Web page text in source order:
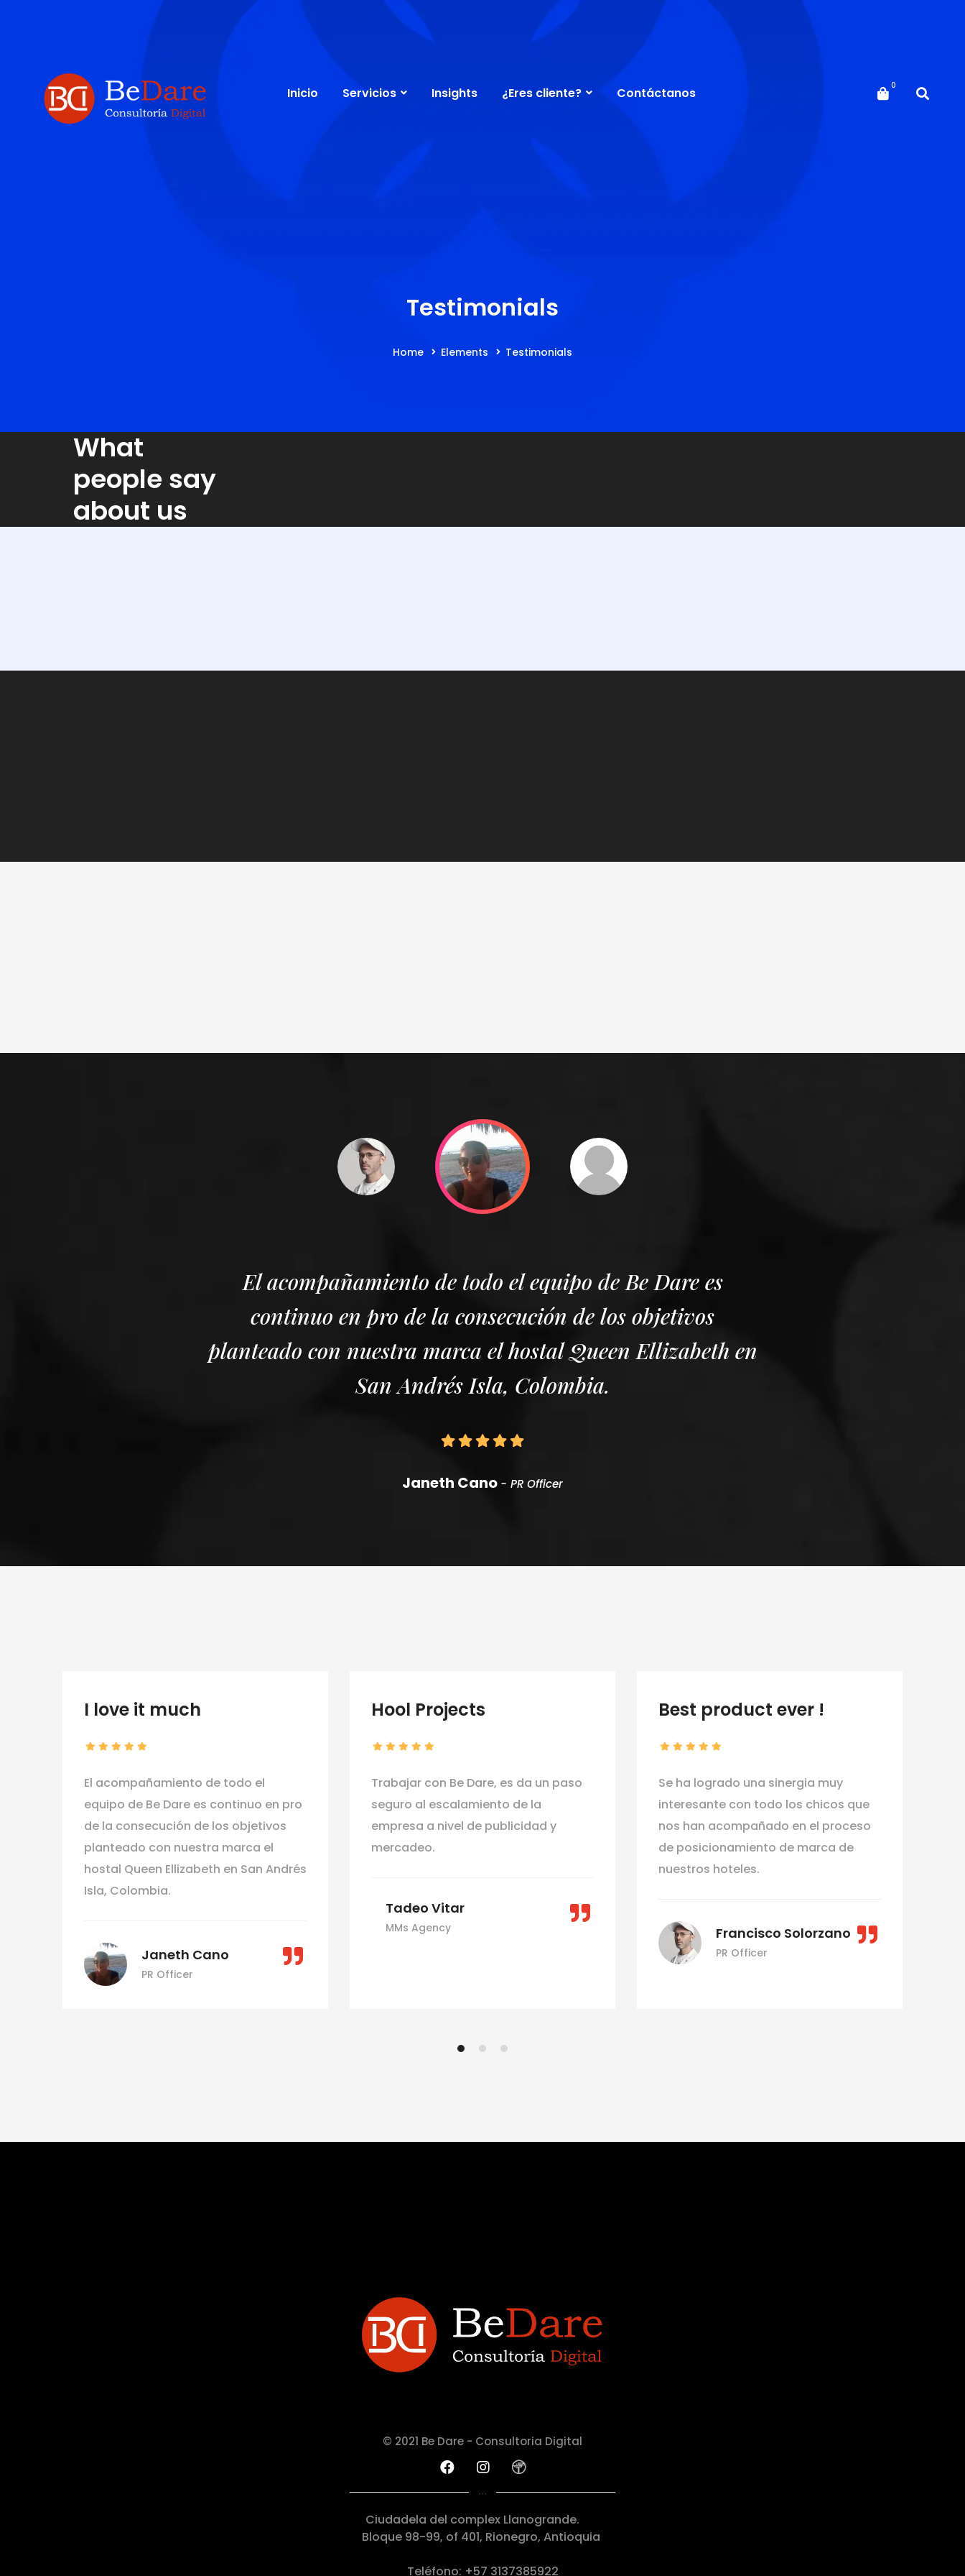
Inicio Servicios Insights ¿Eres cliente? Contáctanos
Testimonials
Home Elements Testimonials
What
people say
about us
El acompañamiento de todo el equipo de Be Dare es
continuo en pro de la consecución de los objetivos
planteado con nuestra marca el hostal Queen Ellizabeth en
San Andrés Isla, Colombia.
Janeth Cano - PR Officer
I love it much
El acompañamiento de todo el
equipo de Be Dare es continuo en pro
de la consecución de los objetivos
planteado con nuestra marca el
hostal Queen Ellizabeth en San Andrés
Isla, Colombia.
Janeth Cano
PR Officer
Hool Projects
Trabajar con Be Dare, es da un paso
seguro al escalamiento de la
empresa a nivel de publicidad y
mercadeo.
Tadeo Vitar
MMs Agency
Best product ever !
Se ha logrado una sinergia muy
interesante con todo los chicos que
nos han acompañado en el proceso
de posicionamiento de marca de
nuestros hoteles.
Francisco Solorzano
PR Officer
© 2021 Be Dare - Consultoria Digital
...
Ciudadela del complex Llanogrande.
Bloque 98-99, of 401, Rionegro, Antioquia
Teléfono: +57 3137385922